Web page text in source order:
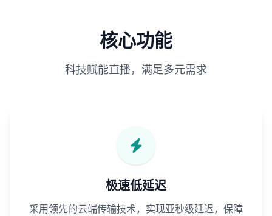
核心功能
科技赋能直播，满足多元需求
极速低延迟
采用领先的云端传输技术，实现亚秒级延迟，保障